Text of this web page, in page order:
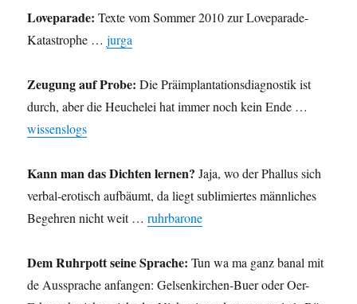
Loveparade: Texte vom Sommer 2010 zur Loveparade-
Katastrophe …jurga
Zeugung auf Probe: Die Präimplantationsdiagnostik ist
durch, aber die Heuchelei hat immer noch kein Ende …
wissenslogs
Kann man das Dichten lernen? Jaja, wo der Phallus sich
verbal-erotisch aufbäumt, da liegt sublimiertes männliches
Begehren nicht weit …ruhrbarone
Dem Ruhrpott seine Sprache: Tun wa ma ganz banal mit
de Aussprache anfangen: Gelsenkirchen-Buer oder Oer-